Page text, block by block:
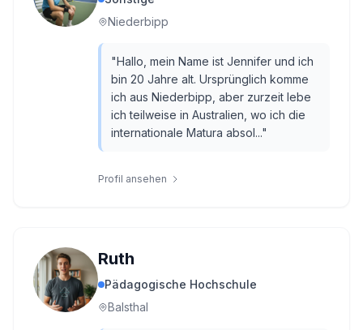
Niederbipp
"Hallo, mein Name ist Jennifer und ich
bin 20 Jahre alt. Ursprünglich komme
ich aus Niederbipp, aber zurzeit lebe
ich teilweise in Australien, wo ich die
internationale Matura absol..."
Profil ansehen
Ruth
Pädagogische Hochschule
Balsthal